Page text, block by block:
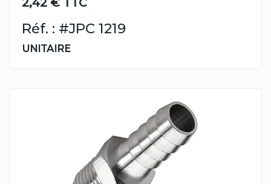
Réf. : #JPC 1219
UNITAIRE